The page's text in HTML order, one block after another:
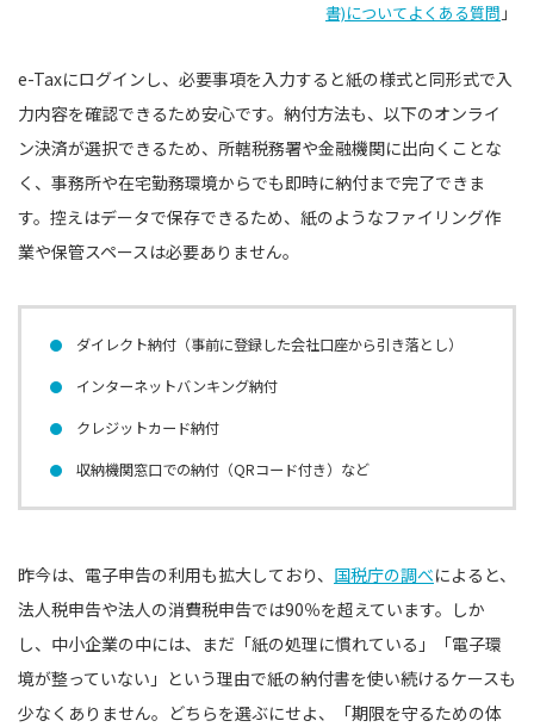
書)についてよくある質問 」
e-Taxにログインし、必要事項を入力すると紙の様式と同形式で入
力内容を確認できるため安心です。納付方法も、以下のオンライ
ン決済が選択できるため、所轄税務署や金融機関に出向くことな
く、事務所や在宅勤務環境からでも即時に納付まで完了できま
す。控えはデータで保存できるため、紙のようなファイリング作
業や保管スペースは必要ありません。
ダイレクト納付（事前に登録した会社口座から引き落とし）
インターネットバンキング納付
クレジットカード納付
収納機関窓口での納付（QRコード付き）など
昨今は、電子申告の利用も拡大しており、 国税庁の調べによると、
法人税申告や法人の消費税申告では90％を超えています。しか
し、中小企業の中には、まだ「紙の処理に慣れている」「電子環
境が整っていない」という理由で紙の納付書を使い続けるケースも
少なくありません。どちらを選ぶにせよ、「期限を守るための体